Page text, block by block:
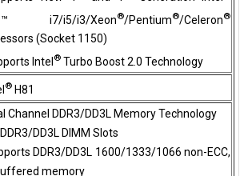
i7/i5/i3/Xeon®/Pentium®/Celeron®
(Socket 1150)
Intel ® Turbo Boost 2.0 Technology
® H81
Channel DDR3/DD3L Memory Technology
DD3L DIMM Slots
DDR3/DD3L 1600/1333/1066 non-ECC,
memory